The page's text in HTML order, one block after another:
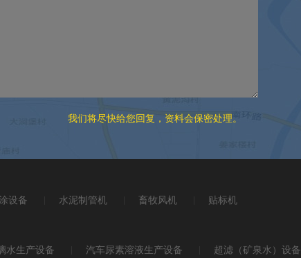
我们将尽快给您回复，资料会保密处理。
设备 水泥制管机 畜牧风机 贴标机
水生产设备 汽车尿素溶液生产设备 超滤（矿泉水）设备